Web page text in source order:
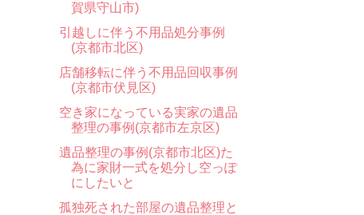
賀県守山市)
引越しに伴う不用品処分事例
(京都市北区)
店舗移転に伴う不用品回収事例
(京都市伏見区)
空き家になっている実家の遺品
整理の事例(京都市左京区)
遺品整理の事例(京都市北区)た
為に家財一式を処分し空っぽ
にしたいと
孤独死された部屋の遺品整理と